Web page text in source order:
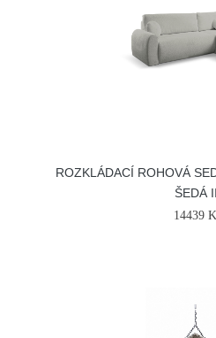
ROZKLÁDACÍ ROHOVÁ
ŠEDÁ
14439